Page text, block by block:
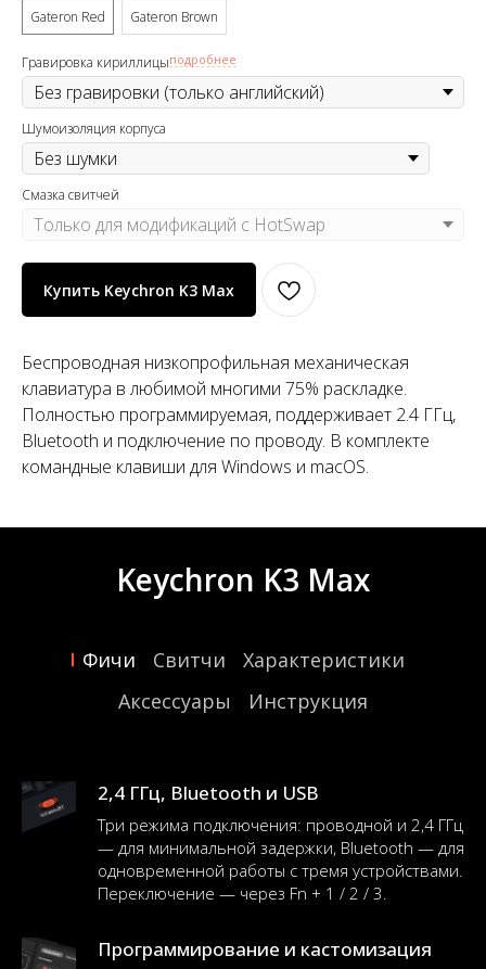
Gateron Red
Gateron Brown
Гравировка кириллицыподробнее
Шумоизоляция корпуса
Смазка свитчей
Купить Keychron K3 Max
Беспроводная низкопрофильная механическая
клавиатура в любимой многими 75% раскладке.
Полностью программируемая, поддерживает 2.4 ГГц,
Bluetooth и подключение по проводу. В комплекте
командные клавиши для Windows и macOS.
Keychron K3 Max
Фичи Свитчи
Характеристики
Аксессуары
Инструкция
2,4 ГГц, Bluetooth и USB
Три режима подключения: проводной и 2,4 ГГц
— для минимальной задержки, Bluetooth — для
одновременной работы с тремя устройствами.
Переключение — через Fn + 1 / 2 / 3.
Программирование и кастомизация